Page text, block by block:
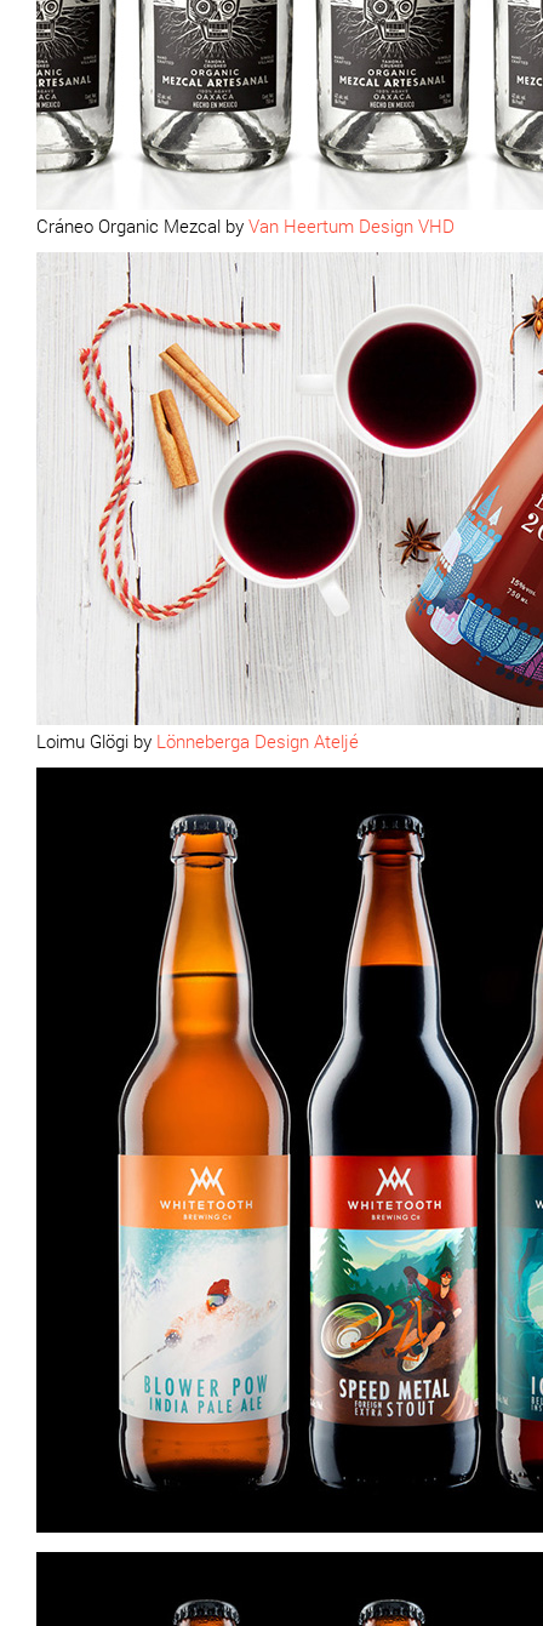
Cráneo Organic Mezcal by Van Heertum Design VHD
Loimu Glögi by Lönneberga Design Ateljé